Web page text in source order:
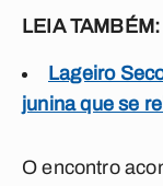
LEIA TAMBÉM:
Lageiro
junina que se
O encontro